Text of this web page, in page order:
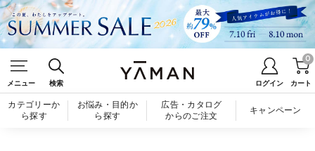
メニュー 検索 ログイン カート
0
カテゴリーか
ら探す
お悩み・目的か
ら探す
広告・カタログ
からのご注文
キャンペーン